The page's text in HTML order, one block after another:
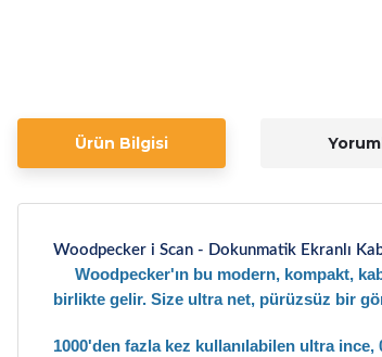
Ürün Bilgisi
Woodpecker i Scan - Dokunmatik Ekranlı
Woodpecker'ın bu modern, kompakt,
birlikte gelir. Size ultra net, pürüzsüz bir
1000'den fazla kez kullanılabilen ultra